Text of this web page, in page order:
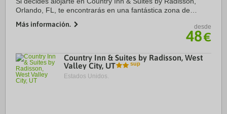
Orlando, FL, te encontrarás en una fantástica zona de
minutos en coche de Complejo de parques ...
Más información. desde
48€
Country Inn & Suites by Radisson, West
Valley City, UT
Estados Unidos.